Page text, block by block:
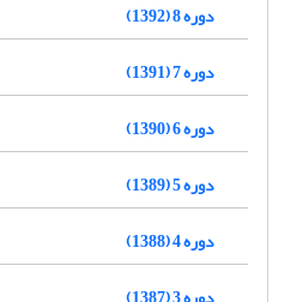
دوره 8 (1392)
دوره 7 (1391)
دوره 6 (1390)
دوره 5 (1389)
دوره 4 (1388)